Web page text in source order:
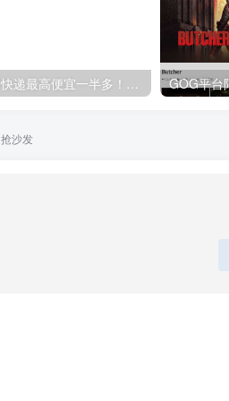
优惠寄快递最高便宜一半多！白鸽惠递
抢沙发